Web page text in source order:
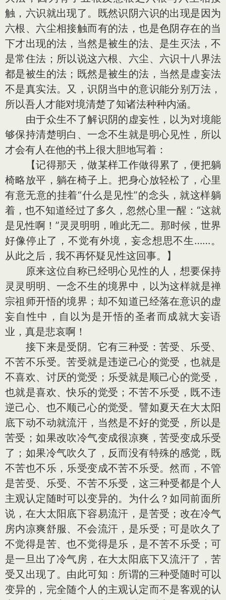
触，六识就出现了。既然识阴六识的出现是因为
六根、六尘相接触而有的法，也是色阴存在的当
下才出现的法，当然是被生的法、是生灭法，不
是常住法；所以说这六根、六尘、六识十八界法
都是被生的法；既然是被生的法，当然是虚妄法
不是真实法。又，识阴当中的意识能分别万法，
所以吾人才能对境清楚了知诸法种种内涵。
由于众生不了解识阴的虚妄性，以为对境能
够保持清楚明白、一念不生就是明心见性，所以
才会有人在他的书上很大胆地写着：
【记得那天，做某样工作做得累了，便把躺
椅略放平，躺在椅子上。把身心放轻松了，心里
有意无意的挂着“什么是见性”的念头，就这样躺
着，也不知道经过了多久，忽然心里一醒：“这就
是见性啊！”灵灵明明，唯此无二。那时候，世界
好像停止了，不觉有外境，妄念想思不生……。
从此之后，我不再怀疑见性这回事。】
原来这位自称已经明心见性的人，想要保持
灵灵明明、一念不生的境界中，以为这样就是禅
宗祖师开悟的境界；却不知道已经落在意识的虚
妄自性中，自以为是开悟的圣者而成就大妄语
业，真是悲哀啊！
接下来是受阴。它有三种受：苦受、乐受、
不苦不乐受。苦受就是违逆己心的觉受，也就是
不喜欢、讨厌的觉受；乐受就是顺己心的觉受，
也就是喜欢、快乐的觉受；不苦不乐受，既不违
逆己心、也不顺己心的觉受。譬如夏天在大太阳
底下动不动就流汗，当然是不好的觉受，所以是
苦受；如果改吹冷气变成很凉爽，苦受变成乐受
了；如果冷气吹久了，反而没有特殊的感觉，既
不苦也不乐，乐受变成不苦不乐受。然而，不管
是苦受、乐受、不苦不乐受，这三种受都是个人
主观认定随时可以变异的。为什么？如同前面所
说，在大太阳底下容易流汗，是苦受；改在冷气
房内凉爽舒服、不会流汗，是乐受；可是吹久了
不觉得是苦、也不觉得是乐，是不苦不乐受；可
是一旦出了冷气房，在大太阳底下又流汗了，苦
受又出现了。由此可知：所谓的三种受随时可以
变异的，完全随个人的主观认定而不是客观的认